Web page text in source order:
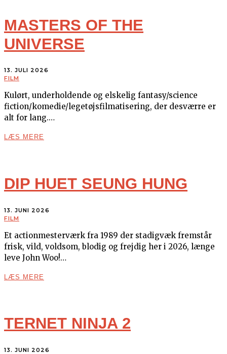
MASTERS OF THE
UNIVERSE
13. JULI 2026
FILM
Kulørt, underholdende og elskelig fantasy/science
fiction/komedie/legetøjsfilmatisering, der desværre er
alt for lang.…
LÆS MERE
DIP HUET SEUNG HUNG
13. JUNI 2026
FILM
Et actionmesterværk fra 1989 der stadigvæk fremstår
frisk, vild, voldsom, blodig og frejdig her i 2026, længe
leve John Woo!…
LÆS MERE
TERNET NINJA 2
13. JUNI 2026